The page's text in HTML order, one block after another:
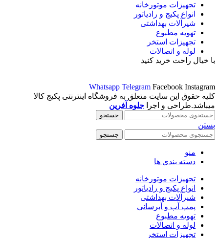
تجهیزات موتورخانه
انواع پکیج و رادیاتور
شیرآلات بهداشتی
تهویه مطبوع
تجهیزات استخر
لوله و اتصالات
با خیال راحت خرید کنید
Whatsapp Telegram Facebook Instagram
کلیه حقوق این سایت متعلق به فروشگاه اینترنتی پکیج کالا
میباشد.طراحی و اجرا جلوه آفرین
جستجو
بستن
جستجو
منو
دسته بندی ها
تجهیزات موتورخانه
انواع پکیج و رادیاتور
شیرآلات بهداشتی
پمپ آب و آبرسانی
تهویه مطبوع
لوله و اتصالات
تجهیزات استخر